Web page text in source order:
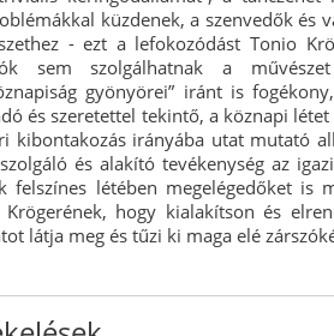
küzdenek, a szenvedők és
- ezt a lefokozódást Tonio
sem szolgálhatnak a
gyönyörei” iránt is
és szeretettel tekintő, a köznapi
kibontakozás irányába utat mutató
és alakító tevékenység az
felszínes létében megelégedőket
hogy kialakítson és
látja meg és tűzi ki maga elé